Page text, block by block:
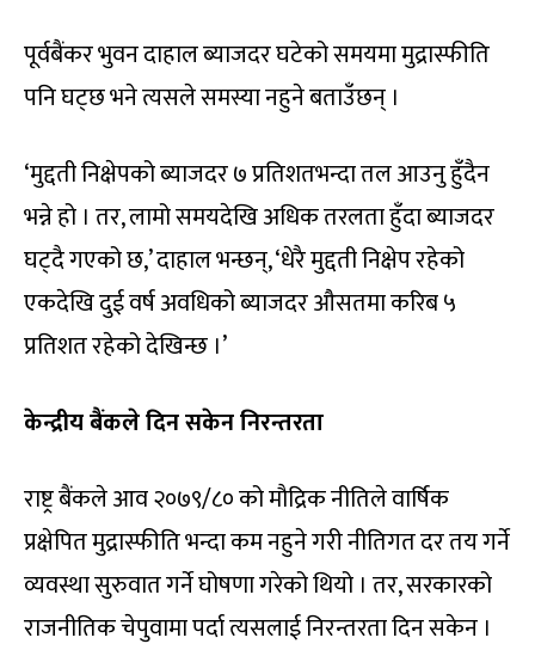
पूर्वबैंकर भुवन दाहाल ब्याजदर घटेको समयमा मुद्रास्फीति
पनि घट्छ भने त्यसले समस्या नहुने बताउँछन् ।
‘मुद्दती निक्षेपको ब्याजदर ७ प्रतिशतभन्दा तल आउनु हुँदैन
भन्ने हो । तर, लामो समयदेखि अधिक तरलता हुँदा ब्याजदर
घट्दै गएको छ,’ दाहाल भन्छन्, ‘धेरै मुद्दती निक्षेप रहेको
एकदेखि दुई वर्ष अवधिको ब्याजदर औसतमा करिब ५
प्रतिशत रहेको देखिन्छ ।’
केन्द्रीय बैंकले दिन सकेन निरन्तरता
राष्ट्र बैंकले आव २०७९/८० को मौद्रिक नीतिले वार्षिक
प्रक्षेपित मुद्रास्फीति भन्दा कम नहुने गरी नीतिगत दर तय गर्ने
व्यवस्था सुरुवात गर्ने घोषणा गरेको थियो । तर, सरकारको
राजनीतिक चेपुवामा पर्दा त्यसलाई निरन्तरता दिन सकेन ।